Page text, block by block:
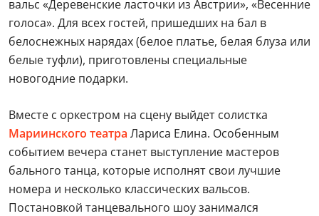
вальс «Деревенские ласточки из Австрии», «Весенние
голоса». Для всех гостей, пришедших на бал в
белоснежных нарядах (белое платье, белая блуза или
белые туфли), приготовлены специальные
новогодние подарки.
Вместе с оркестром на сцену выйдет солистка
Мариинского театра Лариса Елина. Особенным
событием вечера станет выступление мастеров
бального танца, которые исполнят свои лучшие
номера и несколько классических вальсов.
Постановкой танцевального шоу занимался